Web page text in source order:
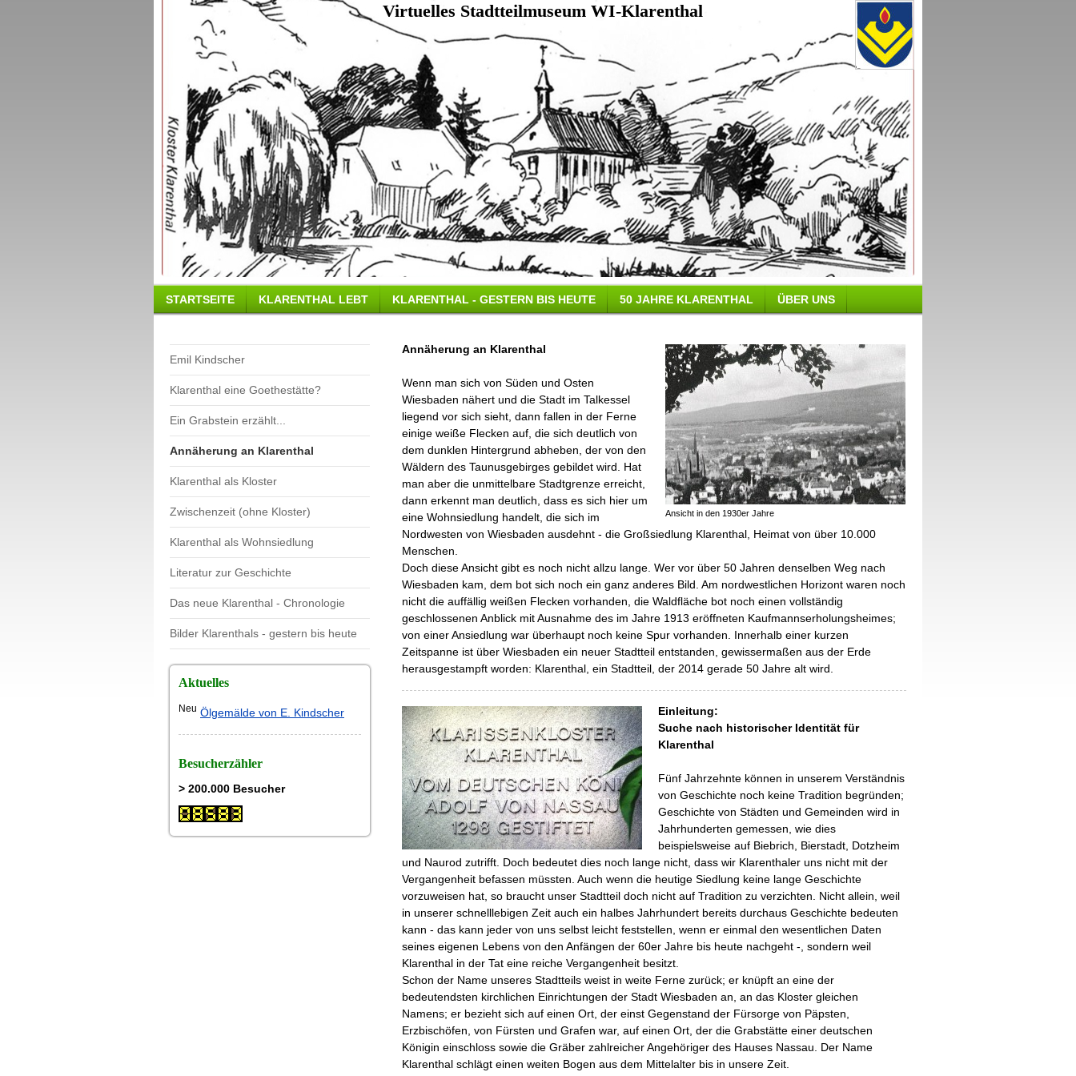
Virtuelles Stadtteilmuseum WI-Klarenthal
STARTSEITE KLARENTHAL LEBT KLARENTHAL - GESTERN BIS HEUTE 50 JAHRE KLARENTHAL ÜBER UNS
Emil Kindscher
Klarenthal eine Goethestätte?
Ein Grabstein erzählt...
Annäherung an Klarenthal
Klarenthal als Kloster
Zwischenzeit (ohne Kloster)
Klarenthal als Wohnsiedlung
Literatur zur Geschichte
Das neue Klarenthal - Chronologie
Bilder Klarenthals - gestern bis heute
Aktuelles
Neu Ölgemälde von E. Kindscher
Besucherzähler
> 200.000 Besucher
Ansicht in den 1930er Jahre
Annäherung an Klarenthal
Wenn man sich von Süden und Osten
Wiesbaden nähert und die Stadt im Talkessel
liegend vor sich sieht, dann fallen in der Ferne
einige weiße Flecken auf, die sich deutlich von
dem dunklen Hintergrund abheben, der von den
Wäldern des Taunusgebirges gebildet wird. Hat
man aber die unmittelbare Stadtgrenze erreicht,
dann erkennt man deutlich, dass es sich hier um
eine Wohnsiedlung handelt, die sich im
Nordwesten von Wiesbaden ausdehnt - die Großsiedlung Klarenthal, Heimat von über 10.000
Menschen.
Doch diese Ansicht gibt es noch nicht allzu lange. Wer vor über 50 Jahren denselben Weg nach
Wiesbaden kam, dem bot sich noch ein ganz anderes Bild. Am nordwestlichen Horizont waren noch
nicht die auffällig weißen Flecken vorhanden, die Waldfläche bot noch einen vollständig
geschlossenen Anblick mit Ausnahme des im Jahre 1913 eröffneten Kaufmannserholungsheimes;
von einer Ansiedlung war überhaupt noch keine Spur vorhanden. Innerhalb einer kurzen
Zeitspanne ist über Wiesbaden ein neuer Stadtteil entstanden, gewissermaßen aus der Erde
herausgestampft worden: Klarenthal, ein Stadtteil, der 2014 gerade 50 Jahre alt wird.
Einleitung:
Suche nach historischer Identität für
Klarenthal
Fünf Jahrzehnte können in unserem Verständnis
von Geschichte noch keine Tradition begründen;
Geschichte von Städten und Gemeinden wird in
Jahrhunderten gemessen, wie dies
beispielsweise auf Biebrich, Bierstadt, Dotzheim
und Naurod zutrifft. Doch bedeutet dies noch lange nicht, dass wir Klarenthaler uns nicht mit der
Vergangenheit befassen müssten. Auch wenn die heutige Siedlung keine lange Geschichte
vorzuweisen hat, so braucht unser Stadtteil doch nicht auf Tradition zu verzichten. Nicht allein, weil
in unserer schnelllebigen Zeit auch ein halbes Jahrhundert bereits durchaus Geschichte bedeuten
kann - das kann jeder von uns selbst leicht feststellen, wenn er einmal den wesentlichen Daten
seines eigenen Lebens von den Anfängen der 60er Jahre bis heute nachgeht -, sondern weil
Klarenthal in der Tat eine reiche Vergangenheit besitzt.
Schon der Name unseres Stadtteils weist in weite Ferne zurück; er knüpft an eine der
bedeutendsten kirchlichen Einrichtungen der Stadt Wiesbaden an, an das Kloster gleichen
Namens; er bezieht sich auf einen Ort, der einst Gegenstand der Fürsorge von Päpsten,
Erzbischöfen, von Fürsten und Grafen war, auf einen Ort, der die Grabstätte einer deutschen
Königin einschloss sowie die Gräber zahlreicher Angehöriger des Hauses Nassau. Der Name
Klarenthal schlägt einen weiten Bogen aus dem Mittelalter bis in unsere Zeit.